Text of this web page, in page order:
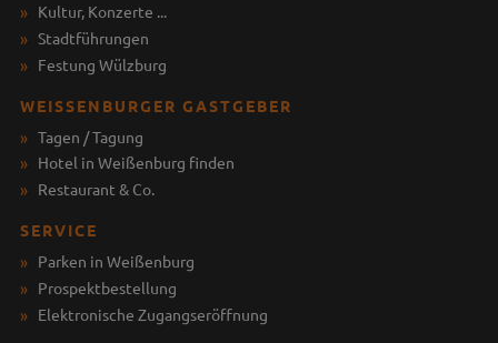
Kultur, Konzerte ...
Stadtführungen
Festung Wülzburg
WEISSENBURGER GASTGEBER
Tagen / Tagung
Hotel in Weißenburg finden
Restaurant & Co.
SERVICE
Parken in Weißenburg
Prospektbestellung
Elektronische Zugangseröffnung